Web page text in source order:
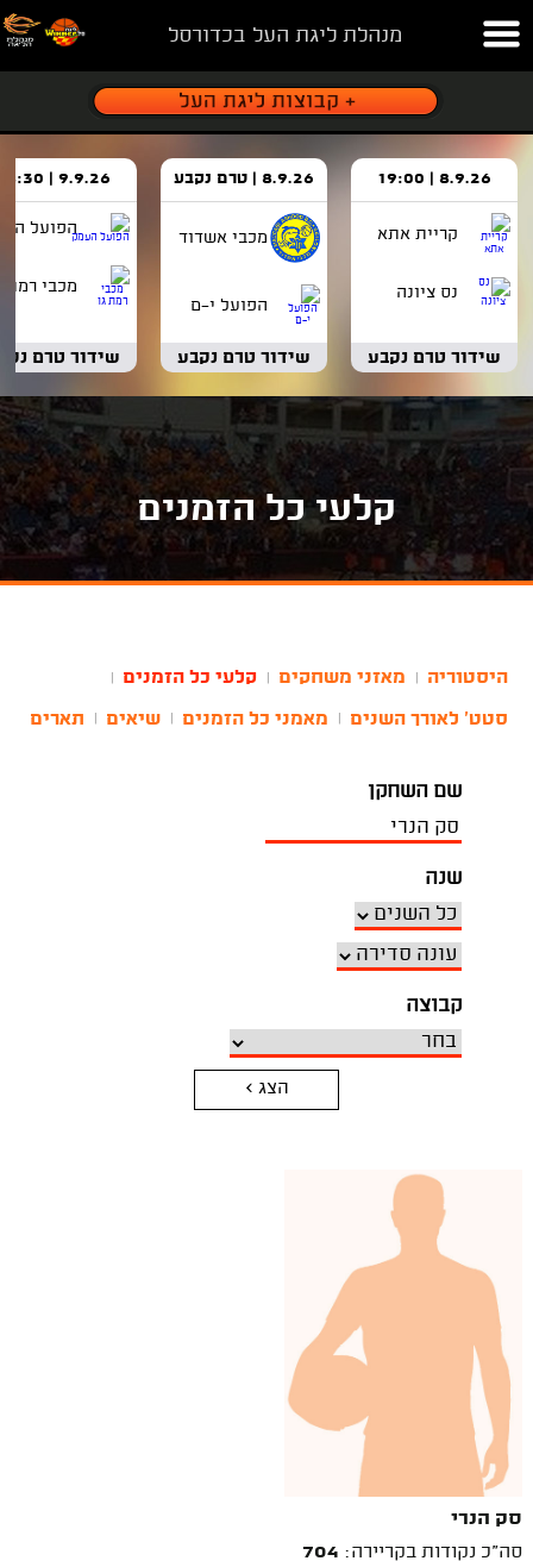
מנהלת ליגת העל בכדורסל
8.9.26 | 19:00
קריית אתא
נס ציונה
שידור טרם נקבע
8.9.26 | טרם נקבע
מכבי אשדוד
הפועל י-ם
שידור טרם נקבע
9.9.26 | 18:30
הפועל
מכבי רמת
שידור טרם
קלעי כל הזמנים
היסטוריה מאזני משחקים קלעי כל הזמנים
סטט' לאורך השנים מאמני כל הזמנים שיאים תארים
שם השחקן
שנה
קבוצה
הצג >
סק הנרי
סה"כ נקודות בקריירה: 704